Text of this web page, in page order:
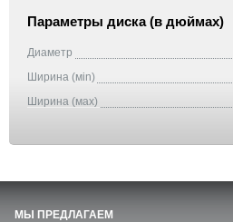
Параметры диска (в дюймах)
Диаметр
Ширина (мin)
Ширина (маx)
МЫ ПРЕДЛАГАЕМ